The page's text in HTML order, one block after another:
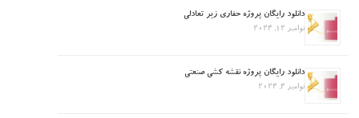
دانلود رایگان پروژه حفاری زیر تعادلی
نوامبر 12, 2024
دانلود رایگان پروژه نقشه کشی صنعتی
نوامبر 4, 2024